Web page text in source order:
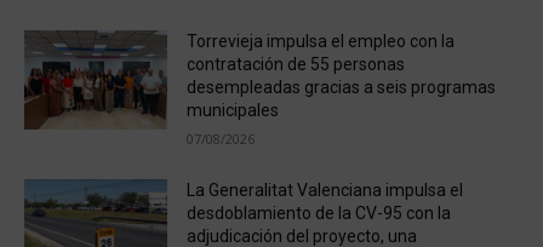
Torrevieja impulsa el empleo con la
contratación de 55 personas
desempleadas gracias a seis programas
municipales
07/08/2026
La Generalitat Valenciana impulsa el
desdoblamiento de la CV-95 con la
adjudicación del proyecto, una